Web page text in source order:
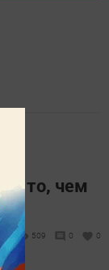
то, чем
509 0 0